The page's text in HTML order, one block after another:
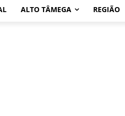
ALTO TÂMEGA REGIÃO